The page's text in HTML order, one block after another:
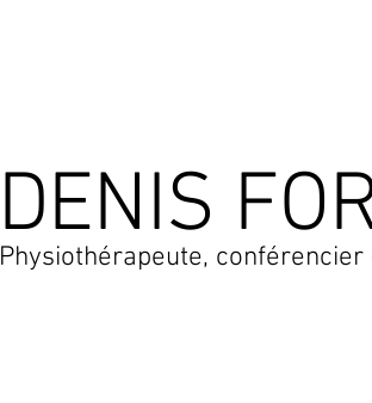
DENIS
Physiothérapeute,